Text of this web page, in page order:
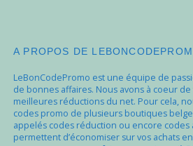
A PROPOS DE
LeBonCodePromo est une équipe de
de bonnes affaires. Nous avons à coeur
meilleures réductions du net. Pour cela,
codes promo de plusieurs boutiques
appelés codes réduction ou encore codes
permettent d’économiser sur vos achats